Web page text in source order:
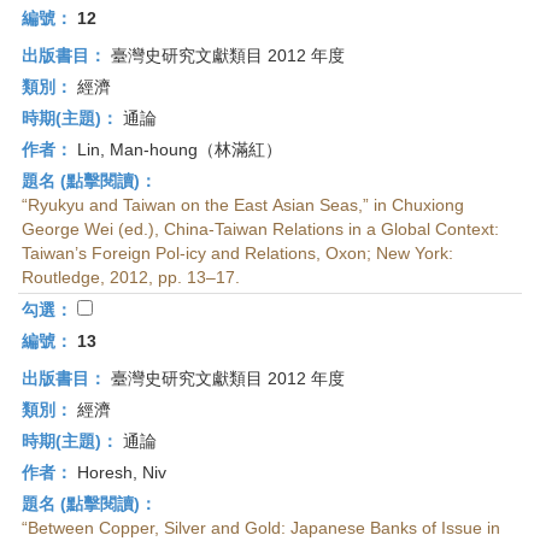
編號：
12
出版書目： 臺灣史研究文獻類目 2012 年度
類別： 經濟
時期(主題)： 通論
作者：
Lin, Man-houng（林滿紅）
題名 (點擊閱讀)：
“Ryukyu and Taiwan on the East Asian Seas,” in Chuxiong
George Wei (ed.), China-Taiwan Relations in a Global Context:
Taiwan’s Foreign Pol-icy and Relations, Oxon; New York:
Routledge, 2012, pp. 13–17.
勾選：
編號：
13
出版書目： 臺灣史研究文獻類目 2012 年度
類別： 經濟
時期(主題)： 通論
作者：
Horesh, Niv
題名 (點擊閱讀)：
“Between Copper, Silver and Gold: Japanese Banks of Issue in